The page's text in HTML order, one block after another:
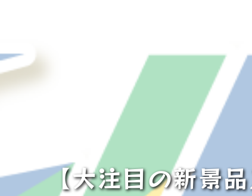
【大注目の新景